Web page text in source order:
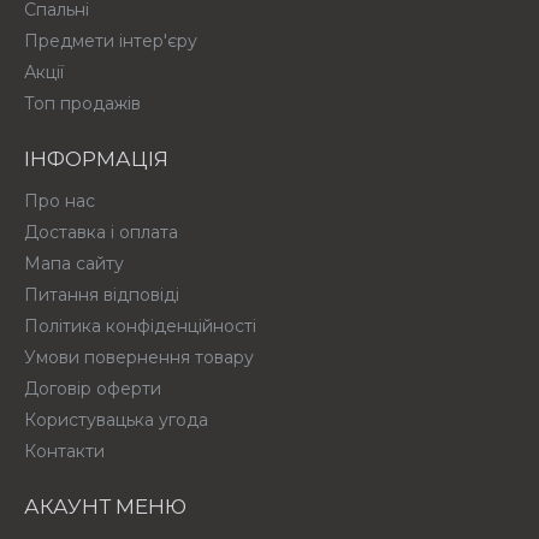
Спальні
Предмети інтер'єру
Акції
Топ продажів
ІНФОРМАЦІЯ
Про нас
Доставка і оплата
Мапа сайту
Питання відповіді
Політика конфіденційності
Умови повернення товару
Договір оферти
Користувацька угода
Контакти
АКАУНТ МЕНЮ